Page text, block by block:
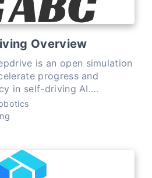
Overview
progress and
in self-driving AI.
seek to merge deep